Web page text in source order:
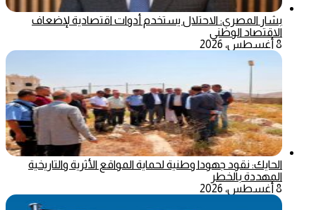
بشار المصري: الاحتلال يستخدم أدوات اقتصادية لإضعاف
الاقتصاد الوطني
8 أغسطس، 2026
الحايك: نقود جهودا وطنية لحماية المواقع الأثرية والتاريخية
المهددة بالخطر
8 أغسطس، 2026